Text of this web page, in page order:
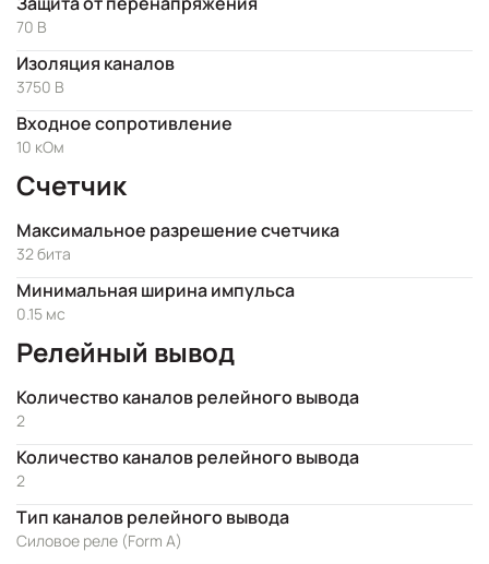
70 В
Изоляция каналов
3750 В
Входное сопротивление
10 кОм
Счетчик
Максимальное разрешение счетчика
32 бита
Минимальная ширина импульса
0.15 мс
Релейный вывод
Количество каналов релейного вывода
2
Количество каналов релейного вывода
2
Тип каналов релейного вывода
Силовое реле (Form A)